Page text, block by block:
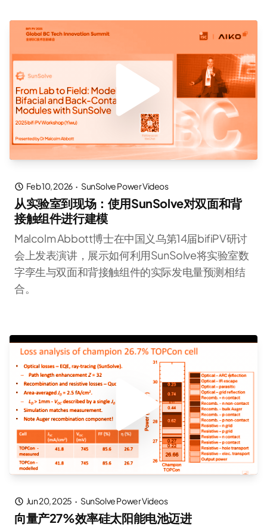
Feb 10, 2026 · SunSolve Power Videos
从实验室到现场：使用SunSolve对双面和背
接触组件进行建模
Malcolm Abbott博士在中国义乌第14届bifiPV研讨
会上发表演讲，展示如何利用SunSolve将实验室数
字孪生与双面和背接触组件的实际发电量预测相结
合。
Jun 20, 2025 · SunSolve Power Videos
向量产27%效率硅太阳能电池迈进